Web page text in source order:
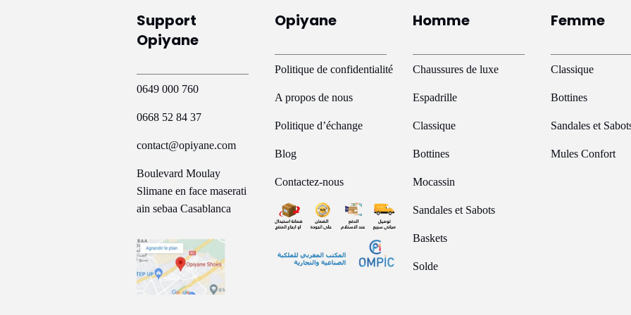
Support
Opiyane
0649 000 760
0668 52 84 37
contact@opiyane.com
Boulevard Moulay
Slimane en face maserati
ain sebaa Casablanca
Opiyane
Politique de confidentialité
A propos de nous
Politique d’échange
Blog
Contactez-nous
Homme
Chaussures de luxe
Espadrille
Classique
Bottines
Mocassin
Sandales et Sabots
Baskets
Solde
Femme
Classique
Bottines
Sandales et
Mules Confort